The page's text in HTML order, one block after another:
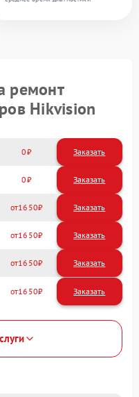
ремонт
Hikvision
0 Заказать
0 Заказать
1650
1650
1650
1650